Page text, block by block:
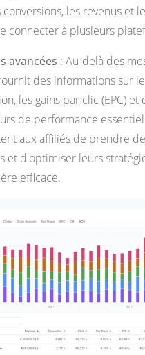
conversions, les revenus et
connecter à plusieurs
avancées : Au-delà des
des informations sur
les gains par clic (EPC) et
de performance
aux affiliés de prendre
et d'optimiser leurs
efficace.